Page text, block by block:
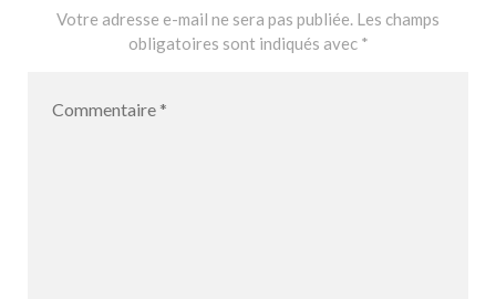
Votre adresse e-mail ne sera pas publiée. Les champs
obligatoires sont indiqués avec *